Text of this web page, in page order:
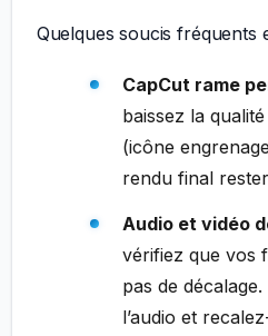
Quelques soucis fréquents
CapCut rame
baissez la
(icône
rendu final
Audio et vidéo
vérifiez que vos
pas de
l’audio et